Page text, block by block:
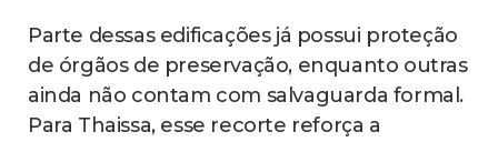
Parte dessas edificações já possui proteção
de órgãos de preservação, enquanto outras
ainda não contam com salvaguarda formal.
Para Thaissa, esse recorte reforça a